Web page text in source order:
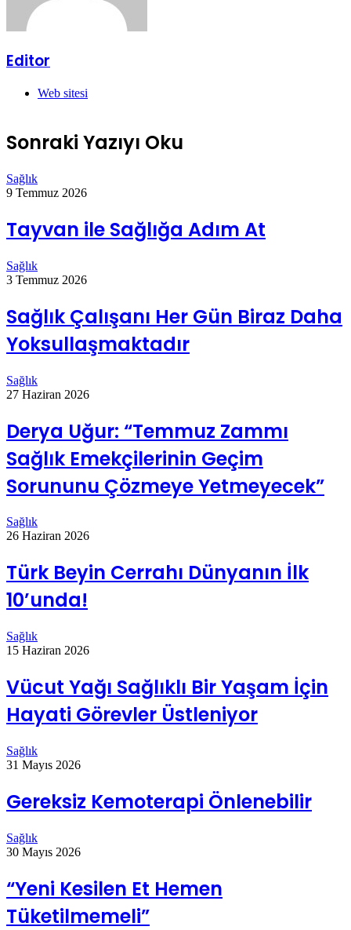
Editor
Web sitesi
Sonraki Yazıyı Oku
Sağlık
9 Temmuz 2026
Tayvan ile Sağlığa Adım At
Sağlık
3 Temmuz 2026
Sağlık Çalışanı Her Gün Biraz Daha
Yoksullaşmaktadır
Sağlık
27 Haziran 2026
Derya Uğur: “Temmuz Zammı
Sağlık Emekçilerinin Geçim
Sorununu Çözmeye Yetmeyecek”
Sağlık
26 Haziran 2026
Türk Beyin Cerrahı Dünyanın İlk
10’unda!
Sağlık
15 Haziran 2026
Vücut Yağı Sağlıklı Bir Yaşam İçin
Hayati Görevler Üstleniyor
Sağlık
31 Mayıs 2026
Gereksiz Kemoterapi Önlenebilir
Sağlık
30 Mayıs 2026
“Yeni Kesilen Et Hemen
Tüketilmemeli”